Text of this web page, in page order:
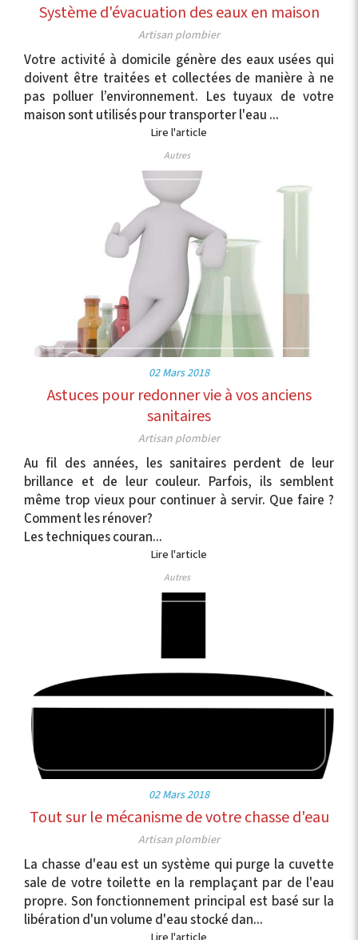
Système d'évacuation des eaux en maison
Artisan plombier
Votre activité à domicile génère des eaux usées qui
doivent être traitées et collectées de manière à ne
pas polluer l’environnement. Les tuyaux de votre
maison sont utilisés pour transporter l'eau ...
Lire l'article
Autres
02 Mars 2018
Astuces pour redonner vie à vos anciens
sanitaires
Artisan plombier
Au fil des années, les sanitaires perdent de leur
brillance et de leur couleur. Parfois, ils semblent
même trop vieux pour continuer à servir. Que faire ?
Comment les rénover?
Les techniques couran...
Lire l'article
Autres
02 Mars 2018
Tout sur le mécanisme de votre chasse d'eau
Artisan plombier
La chasse d'eau est un système qui purge la cuvette
sale de votre toilette en la remplaçant par de l'eau
propre. Son fonctionnement principal est basé sur la
libération d'un volume d'eau stocké dan...